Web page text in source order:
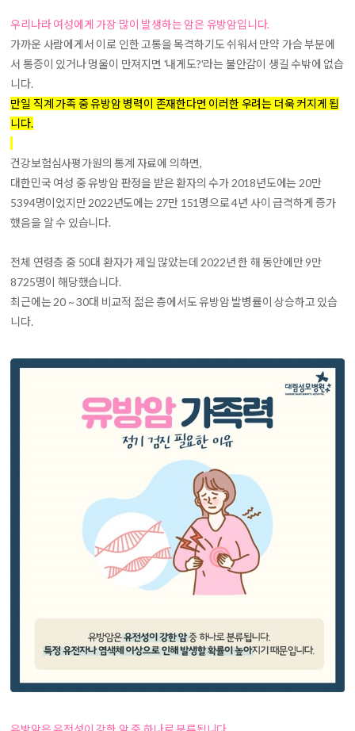
우리나라 여성에게 가장 많이 발생하는 암은 유방암입니다.
가까운 사람에게서 이로 인한 고통을 목격하기도 쉬워서 만약 가슴 부분에
서 통증이 있거나 멍울이 만져지면 '내게도?'라는 불안감이 생길 수밖에 없습
니다.
만일 직계 가족 중 유방암 병력이 존재한다면 이러한 우려는 더욱 커지게 됩
니다.
건강보험심사평가원의 통계 자료에 의하면,
대한민국 여성 중 유방암 판정을 받은 환자의 수가 2018년도에는 20만
5394명이었지만 2022년도에는 27만 151명으로 4년 사이 급격하게 증가
했음을 알 수 있습니다.
전체 연령층 중 50대 환자가 제일 많았는데 2022년 한 해 동안에만 9만
8725명이 해당했습니다.
최근에는 20 ~ 30대 비교적 젊은 층에서도 유방암 발병률이 상승하고 있습
니다.